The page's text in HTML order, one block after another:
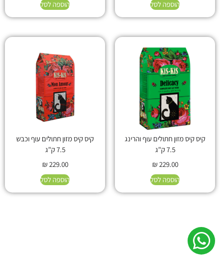
הוספה לסל
הוספה לסל
קיס קיס מזון חתולים עוף והרינג
7.5 ק"ג
₪229.00
הוספה לסל
קיס קיס מזון חתולים עוף וכבש
7.5 ק"ג
₪229.00
הוספה לסל